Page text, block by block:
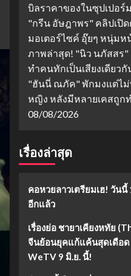
บิลราคาของในซุปเปอร์
"กรีน อัษฎาพร" คลิปเปิ
มอเตอร์ไซค์ อุ๊ยๆ หนุ่มห
ภาพล่าสุด! "นิว นภัสสร"
ทำคนทักเป็นเสียงเดียวกั
"ฮันนี่ ณภัค" พักมงแต่ไม่
หญิง หลังมีหลายเคสถูก
08/08/2026
เรื่องล่าสุด
คอหวยลาวเตรียมเฮ! วัน
อีกแล้ว
เรื่องย่อ ชายาเคียงหทัย
จีนย้อนยุคแก้แค้นสุดเดือด
WeTV 9 มิ.ย. นี้!